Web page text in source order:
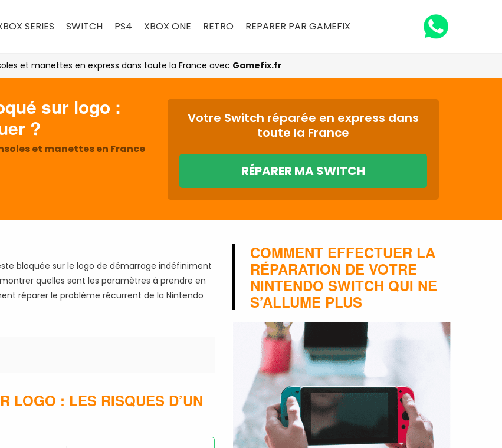
SERIES SWITCH PS4 XBOX ONE RETRO REPARER PAR GAMEFIX
et manettes en express dans toute la France avec Gamefix.fr
sur logo :
?
et manettes en France
Votre Switch réparée en express dans
toute la France
RÉPARER MA SWITCH
bloquée sur le logo de démarrage indéfiniment
quelles sont les paramètres à prendre en
réparer le problème récurrent de la Nintendo
LOGO : LES RISQUES D’UN
COMMENT EFFECTUER LA
RÉPARATION DE VOTRE
NINTENDO SWITCH QUI NE
S’ALLUME PLUS